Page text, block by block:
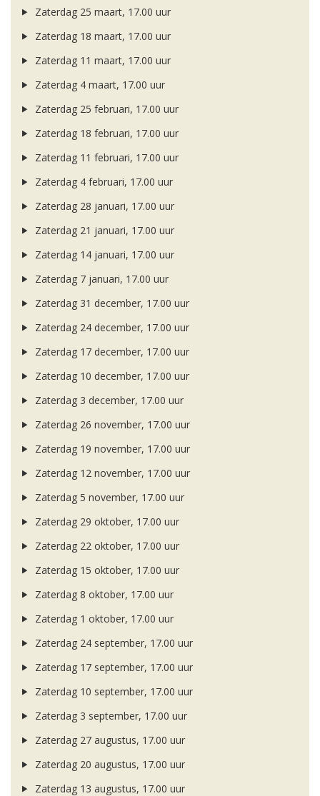
Zaterdag 25 maart, 17.00 uur
Zaterdag 18 maart, 17.00 uur
Zaterdag 11 maart, 17.00 uur
Zaterdag 4 maart, 17.00 uur
Zaterdag 25 februari, 17.00 uur
Zaterdag 18 februari, 17.00 uur
Zaterdag 11 februari, 17.00 uur
Zaterdag 4 februari, 17.00 uur
Zaterdag 28 januari, 17.00 uur
Zaterdag 21 januari, 17.00 uur
Zaterdag 14 januari, 17.00 uur
Zaterdag 7 januari, 17.00 uur
Zaterdag 31 december, 17.00 uur
Zaterdag 24 december, 17.00 uur
Zaterdag 17 december, 17.00 uur
Zaterdag 10 december, 17.00 uur
Zaterdag 3 december, 17.00 uur
Zaterdag 26 november, 17.00 uur
Zaterdag 19 november, 17.00 uur
Zaterdag 12 november, 17.00 uur
Zaterdag 5 november, 17.00 uur
Zaterdag 29 oktober, 17.00 uur
Zaterdag 22 oktober, 17.00 uur
Zaterdag 15 oktober, 17.00 uur
Zaterdag 8 oktober, 17.00 uur
Zaterdag 1 oktober, 17.00 uur
Zaterdag 24 september, 17.00 uur
Zaterdag 17 september, 17.00 uur
Zaterdag 10 september, 17.00 uur
Zaterdag 3 september, 17.00 uur
Zaterdag 27 augustus, 17.00 uur
Zaterdag 20 augustus, 17.00 uur
Zaterdag 13 augustus, 17.00 uur